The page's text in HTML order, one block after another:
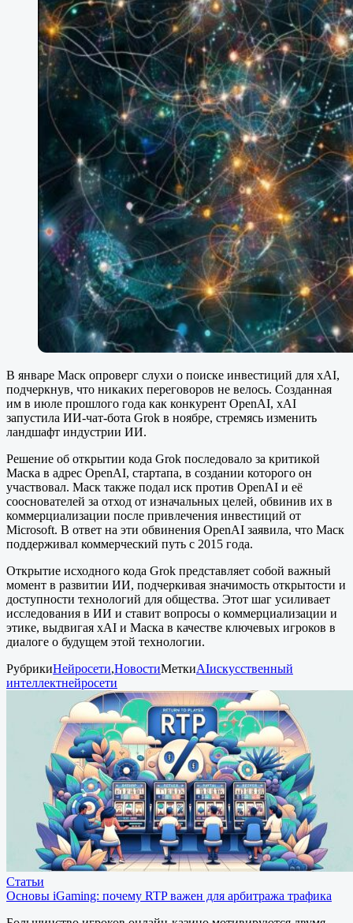
В январе Маск опроверг слухи о поиске инвестиций для xAI,
подчеркнув, что никаких переговоров не велось. Созданная
им в июле прошлого года как конкурент OpenAI, xAI
запустила ИИ-чат-бота Grok в ноябре, стремясь изменить
ландшафт индустрии ИИ.
Решение об открытии кода Grok последовало за критикой
Маска в адрес OpenAI, стартапа, в создании которого он
участвовал. Маск также подал иск против OpenAI и её
сооснователей за отход от изначальных целей, обвинив их в
коммерциализации после привлечения инвестиций от
Microsoft. В ответ на эти обвинения OpenAI заявила, что Маск
поддерживал коммерческий путь с 2015 года.
Открытие исходного кода Grok представляет собой важный
момент в развитии ИИ, подчеркивая значимость открытости и
доступности технологий для общества. Этот шаг усиливает
исследования в ИИ и ставит вопросы о коммерциализации и
этике, выдвигая xAI и Маска в качестве ключевых игроков в
диалоге о будущем этой технологии.
РубрикиНейросети,НовостиМеткиAIискусственный
интеллектнейросети
Статьи
Основы iGaming: почему RTP важен для арбитража трафика